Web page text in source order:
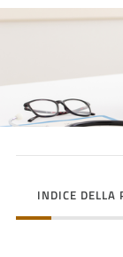
fare
per...
territorio
INDICE DELLA